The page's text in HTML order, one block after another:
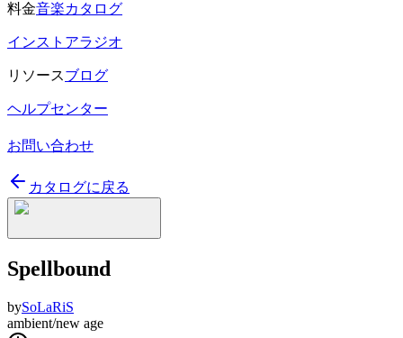
料金音楽カタログ
インストアラジオ
リソースブログ
ヘルプセンター
お問い合わせ
カタログに戻る
Spellbound
bySoLaRiS
ambient/new age